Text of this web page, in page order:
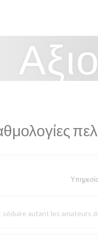
autant les amateurs